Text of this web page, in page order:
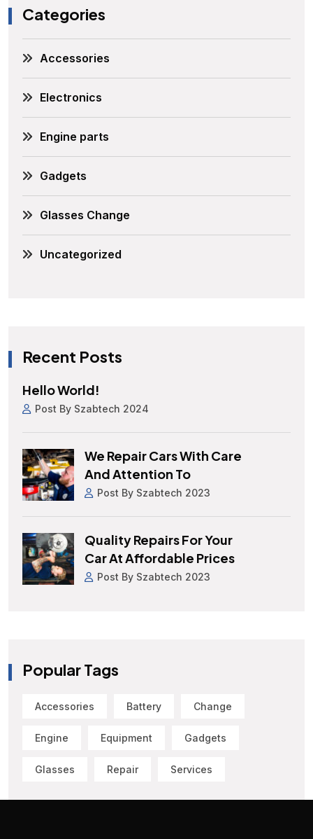
Categories
Accessories
Electronics
Engine parts
Gadgets
Glasses Change
Uncategorized
Recent Posts
Hello World!
Post By Szabtech 2024
We Repair Cars With Care
And Attention To
Post By Szabtech 2023
Quality Repairs For Your
Car At Affordable Prices
Post By Szabtech 2023
Popular Tags
Accessories Battery Change
Engine Equipment Gadgets
Glasses Repair Services